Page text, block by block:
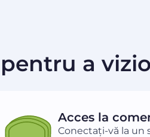
a
Acces la
Conectați-vă la un